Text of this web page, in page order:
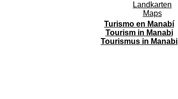
Turismo en Manabí
Tourism in Manabi
Tourismus in Manabi
Landkarten
Maps